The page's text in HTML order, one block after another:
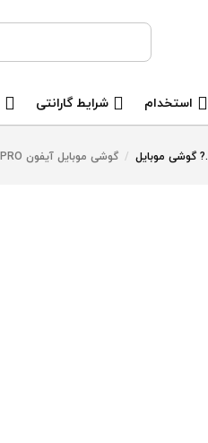
استخدام شرایط گارانتی
.? گوشی موبایل / گوشی موبایل آیفون IPHONE 12 PRO دو سیم کارت ظرفیت 512 گیگابایت (Active)